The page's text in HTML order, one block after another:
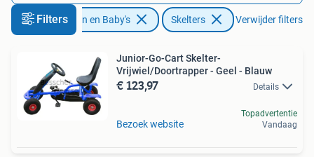
Filters
Kinderen en Baby's Skelters Verwijder filters
Junior-Go-Cart Skelter-
Vrijwiel/Doortrapper - Geel - Blauw
€ 123,97 Details
Bezoek website
Topadvertentie
Vandaag